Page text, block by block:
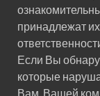
принадлежат
Если Вы
которые
Вам, Вашей